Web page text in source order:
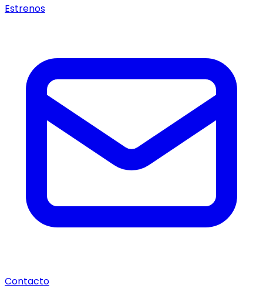
Estrenos
Contacto